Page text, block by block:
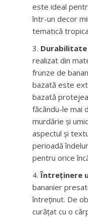
este ideal
într-un decor
tematică
realizat din
frunze de
bazată este
bazată
făcându-le mai
murdărie și
aspectul și
perioadă
pentru orice
Întreținere
bananier
întreținut. De
curățat cu o